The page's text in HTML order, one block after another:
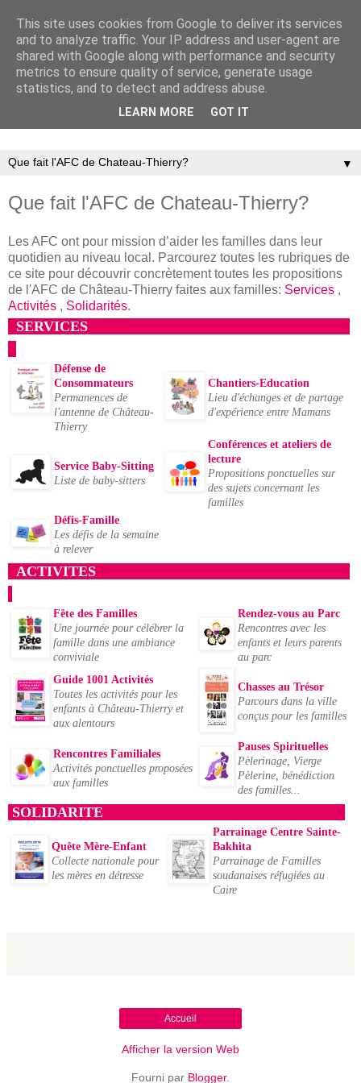
▼
Que fait l'AFC de Chateau-Thierry?
Les AFC ont pour mission d’aider les familles dans leur
quotidien au niveau local. Parcourez toutes les rubriques de
ce site pour découvrir concrètement toutes les propositions
de l'AFC de Château-Thierry faites aux familles: Services ,
Activités , Solidarités.
SERVICES
Défense de
Consommateurs
Permanences de
l'antenne de Château-
Thierry
Chantiers-Education
Lieu d'échanges et de partage
d'expérience entre Mamans
Service Baby-Sitting
Liste de baby-sitters
Conférences et ateliers de
lecture
Propositions ponctuelles sur
des sujets concernant les
familles
Défis-Famille
Les défis de la semaine
à relever
ACTIVITES
Fête des Familles
Une journée pour célébrer la
famille dans une ambiance
conviviale
Rendez-vous au Parc
Rencontres avec les
enfants et leurs parents
au parc
Guide 1001 Activités
Toutes les activités pour les
enfants à Château-Thierry et
aux alentours
Chasses au Trésor
Parcours dans la ville
conçus pour les familles
Rencontres Familiales
Activités ponctuelles proposées
aux familles
Pauses Spirituelles
Pèlerinage, Vierge
Pèlerine, bénédiction
des familles...
SOLIDARITE
Quête Mère-Enfant
Collecte nationale pour
les mères en détresse
Parrainage Centre Sainte-
Bakhita
Parrainage de Familles
soudanaises réfugiées au
Caire
Accueil
Afficher la version Web
Fourni par Blogger.
This site uses cookies from Google to deliver its services
and to analyze traffic. Your IP address and user-agent are
shared with Google along with performance and security
metrics to ensure quality of service, generate usage
statistics, and to detect and address abuse.
LEARN MORE GOT IT